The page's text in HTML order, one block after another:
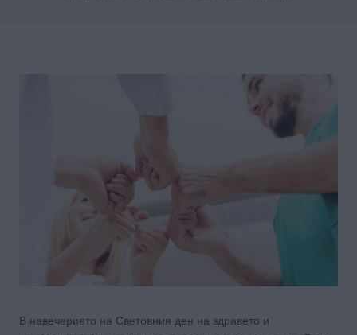
В навечерието на Световния ден на здравето и